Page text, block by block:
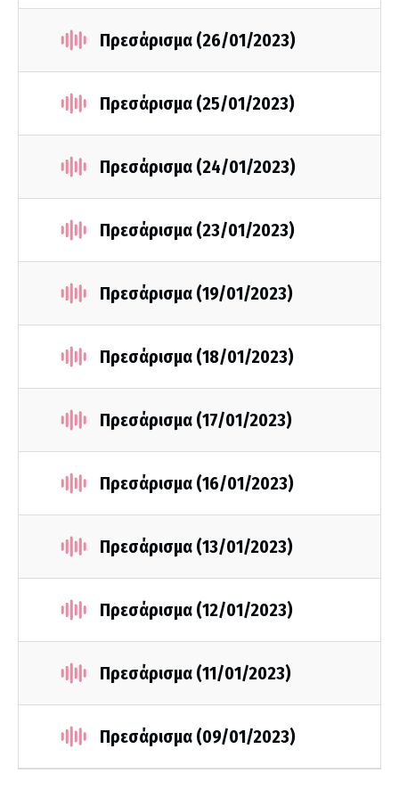
Πρεσάρισμα (26/01/2023)
Πρεσάρισμα (25/01/2023)
Πρεσάρισμα (24/01/2023)
Πρεσάρισμα (23/01/2023)
Πρεσάρισμα (19/01/2023)
Πρεσάρισμα (18/01/2023)
Πρεσάρισμα (17/01/2023)
Πρεσάρισμα (16/01/2023)
Πρεσάρισμα (13/01/2023)
Πρεσάρισμα (12/01/2023)
Πρεσάρισμα (11/01/2023)
Πρεσάρισμα (09/01/2023)